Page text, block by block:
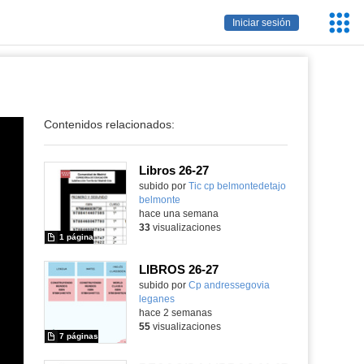
Iniciar sesión
Contenidos relacionados:
Libros 26-27
Contenido educativo.
subido por Tic cp belmontedetajo
belmonte
1 página
hace una semana
33visualizaciones
LIBROS 26-27
Contenido educativo.
subido por Cp andressegovia
leganes
7 páginas
-
hace 2 semanas
55visualizaciones